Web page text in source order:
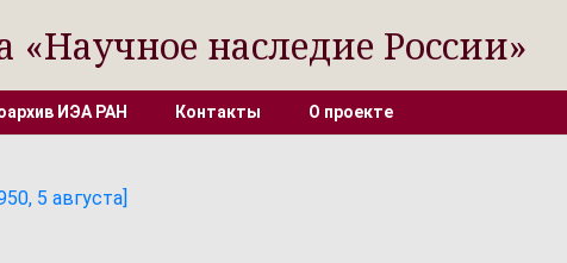
«Научное наследие России»
ИЭА РАН Контакты О проекте
5 августа]